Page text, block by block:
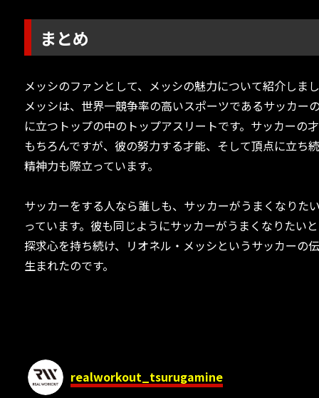
まとめ
メッシのファンとして、メッシの魅力について紹介しま
メッシは、世界一競争率の高いスポーツであるサッカー
に立つトップの中のトップアスリートです。サッカーの
もちろんですが、彼の努力する才能、そして頂点に立ち
精神力も際立っています。
サッカーをする人なら誰しも、サッカーがうまくなりた
っています。彼も同じようにサッカーがうまくなりたい
探求心を持ち続け、リオネル・メッシというサッカーの
生まれたのです。
realworkout_tsurugamine